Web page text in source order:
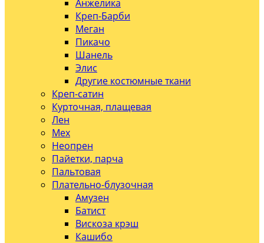
Анжелика
Креп-Барби
Меган
Пикачо
Шанель
Элис
Другие костюмные ткани
Креп-сатин
Курточная, плащевая
Лен
Мех
Неопрен
Пайетки, парча
Пальтовая
Плательно-блузочная
Амузен
Батист
Вискоза крэш
Кашибо